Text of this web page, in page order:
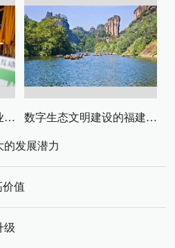
从票根经济到文旅全产业链升级 数字生态文明建设的福建路径与启示
的发展潜力
价值
级